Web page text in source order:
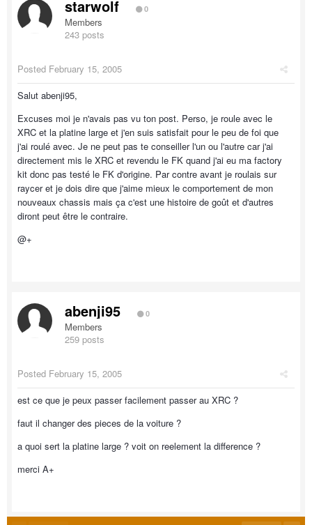
starwolf 0
Members
243 posts
Posted February 15, 2005
Salut abenji95,
Excuses moi je n'avais pas vu ton post. Perso, je roule avec le
XRC et la platine large et j'en suis satisfait pour le peu de foi que
j'ai roulé avec. Je ne peut pas te conseiller l'un ou l'autre car j'ai
directement mis le XRC et revendu le FK quand j'ai eu ma factory
kit donc pas testé le FK d'origine. Par contre avant je roulais sur
raycer et je dois dire que j'aime mieux le comportement de mon
nouveaux chassis mais ça c'est une histoire de goût et d'autres
diront peut être le contraire.
@+
abenji95 0
Members
259 posts
Posted February 15, 2005
est ce que je peux passer facilement passer au XRC ?
faut il changer des pieces de la voiture ?
a quoi sert la platine large ? voit on reelement la difference ?
merci A+